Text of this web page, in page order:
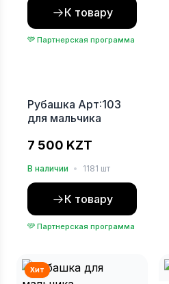
К товару
Партнерская программа
Рубашка Арт:103
для мальчика
7 500 KZT
В наличии • 1181 шт
К товару
Партнерская программа
Хит